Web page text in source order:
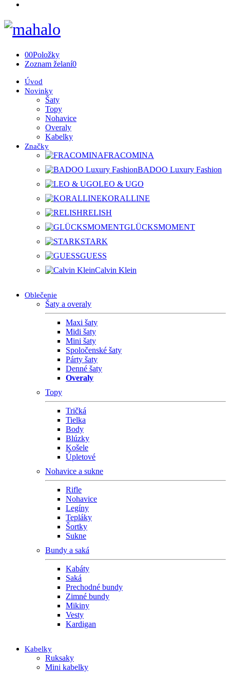
00Položky
Zoznam želaní0
Úvod
Novinky
Šaty
Topy
Nohavice
Overaly
Kabelky
Značky
FRACOMINA
BADOO Luxury Fashion
LEO & UGO
KORALLINE
RELISH
GLÜCKSMOMENT
STARK
GUESS
Calvin Klein
Oblečenie
Šaty a overaly
Maxi šaty
Midi šaty
Mini šaty
Spoločenské šaty
Párty šaty
Denné šaty
Overaly
Topy
Tričká
Tielka
Body
Blúzky
Košele
Úpletové
Nohavice a sukne
Rifle
Nohavice
Legíny
Tepláky
Šortky
Sukne
Bundy a saká
Kabáty
Saká
Prechodné bundy
Zimné bundy
Mikiny
Vesty
Kardigan
Kabelky
Ruksaky
Mini kabelky